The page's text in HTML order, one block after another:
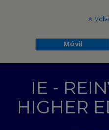
Móvil
IE -
HIGHER